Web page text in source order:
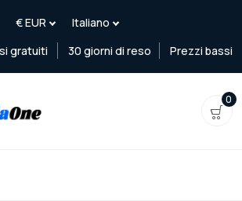
gratuiti 30 giorni di reso Prezzi bassi
0